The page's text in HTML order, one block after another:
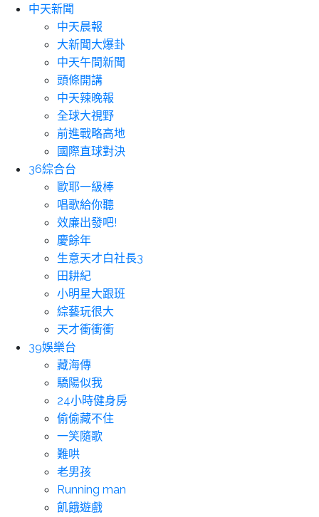
中天新聞
中天晨報
大新聞大爆卦
中天午間新聞
頭條開講
中天辣晚報
全球大視野
前進戰略高地
國際直球對決
36綜合台
歐耶一級棒
唱歌給你聽
效廉出發吧!
慶餘年
生意天才白社長3
田耕紀
小明星大跟班
綜藝玩很大
天才衝衝衝
39娛樂台
藏海傳
驕陽似我
24小時健身房
偷偷藏不住
一笑隨歌
難哄
老男孩
Running man
飢餓遊戲